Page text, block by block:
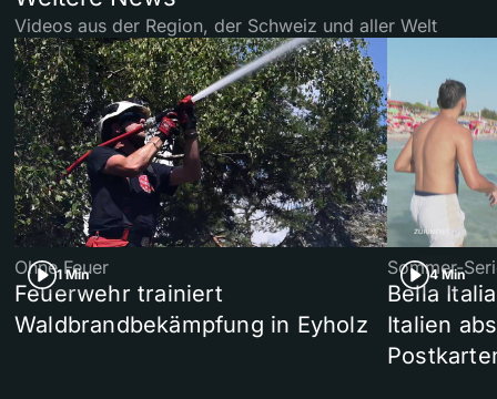
Videos aus der Region, der Schweiz und aller Welt
1 Min
Ohne Feuer
Feuerwehr trainiert
Waldbrandbekämpfung in Eyholz
4 Min
Sommer-
Bella
Italien